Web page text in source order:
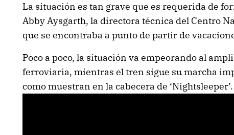
La situación es tan grave que es requerida de
Abby Aysgarth, la directora técnica del Centro
que se encontraba a punto de partir de
Poco a poco, la situación va empeorando al
ferroviaria, mientras el tren sigue su marcha
como muestran en la cabecera de ‘Nightsleeper’.